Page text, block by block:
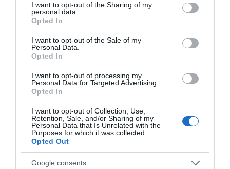
not limited to your visit or usage behaviour. You may click to
grant or deny consent to Google and its third-party tags to
use your data for below specified purposes in below Google
consent section.
I want to opt-out of the Sharing of my
personal data.
Opted In
I want to opt-out of the Sale of my
Personal Data.
Opted In
I want to opt-out of processing my
Personal Data for Targeted Advertising.
Opted In
I want to opt-out of Collection, Use,
Retention, Sale, and/or Sharing of my
Personal Data that Is Unrelated with the
Purposes for which it was collected.
Opted Out
Google consents
keresd ennek a lehetőségét.
Légy pozitív!
A kishitűség és az önbizalomhiány kéz a kézben jár. Találj
minden nap valami pozitívumot önmagadban, akár
vezess róla naplót is, és amikor érzed, hogy
visszasüllyedsz, olvasd át újra meg újra a listádat a jó
tulajdonságaidról.
Az életed különböző területeivel kapcsolatban készíts
egy számvetést a gondolataidról. Legyen az a karriered,
az egészséged, a képzettséged, a párkapcsolatod vagy
bármely olyan téma, amit fontosnak tartasz. Nézd végig,
hogy ezeken a területeken a korlátozó vagy inkább az